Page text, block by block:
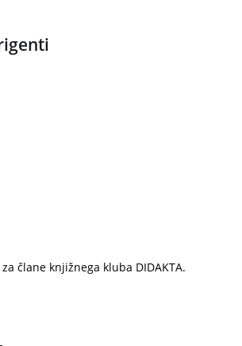
za člane knjižnega kluba DIDAKTA.